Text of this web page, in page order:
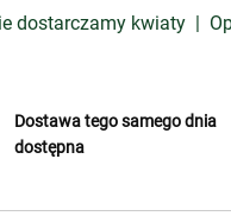
dostarczamy kwiaty |
Dostawa tego samego dnia
dostępna
Koszt dostawy już od 99 CZK
Wybierz datę dostawy